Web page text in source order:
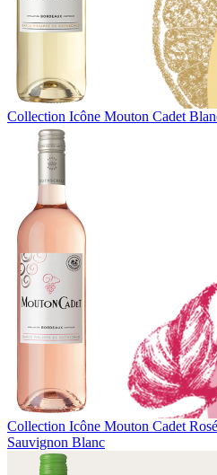
Collection Icône Mouton Cadet
Collection Icône Mouton Cadet Rosé
Sauvignon Blanc